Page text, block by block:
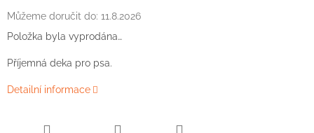
Můžeme doručit do: 11.8.2026
Položka byla vyprodána…
Příjemná deka pro psa.
Detailní informace